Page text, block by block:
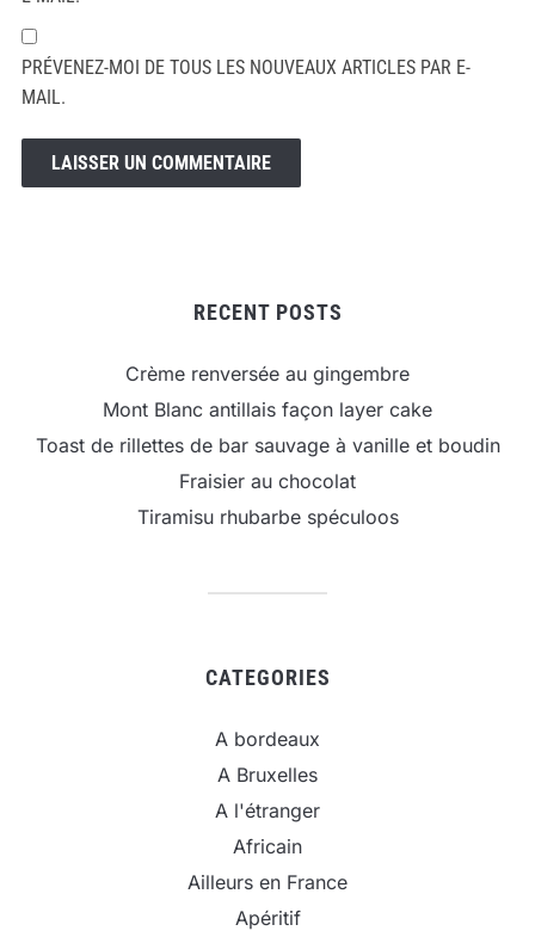
PRÉVENEZ-MOI DE TOUS LES NOUVEAUX ARTICLES PAR E-
MAIL.
RECENT POSTS
Crème renversée au gingembre
Mont Blanc antillais façon layer cake
Toast de rillettes de bar sauvage à vanille et boudin
Fraisier au chocolat
Tiramisu rhubarbe spéculoos
CATEGORIES
A bordeaux
A Bruxelles
A l'étranger
Africain
Ailleurs en France
Apéritif